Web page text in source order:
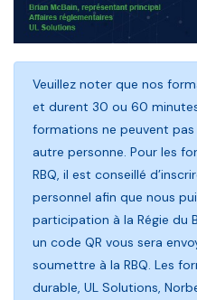
Veuillez noter que nos
et durent 30 ou 60 minutes.
formations ne peuvent pas
autre personne. Pour les
RBQ, il est conseillé
personnel afin que nous
participation à la Régie du
un code QR vous sera
soumettre à la RBQ. Les
durable, UL Solutions,